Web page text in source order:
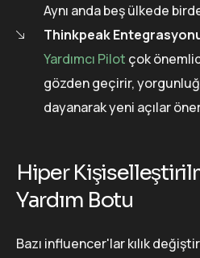
Aynı anda beş ülkede
Thinkpeak
Yardımcı Pilot çok
gözden geçirir,
dayanarak yeni açılar
Hiper
Yardım Botu
Bazı influencer'lar kılık